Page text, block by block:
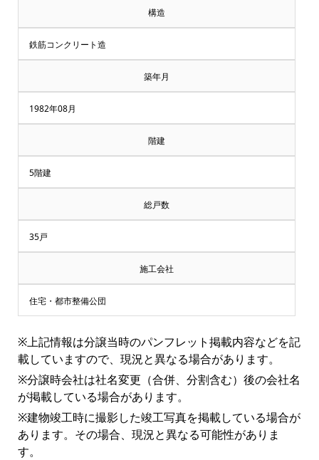
取
談
付
中
♪
マ
ン
シ
ョ
ン
構造
鉄筋コンクリート造
築年月
1982年08月
階建
5階建
総戸数
35戸
施工会社
住宅・都市整備公団
※上記情報は分譲当時のパンフレット掲載内容などを記
載していますので、現況と異なる場合があります。
※分譲時会社は社名変更（合併、分割含む）後の会社名
が掲載している場合があります。
※建物竣工時に撮影した竣工写真を掲載している場合が
あります。その場合、現況と異なる可能性がありま
す。